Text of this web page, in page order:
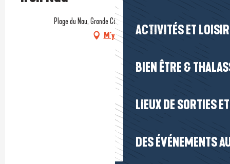
ACTIVITÉS ET
BIEN ÊTRE &
LIEUX DE SORTIES
DES ÉVÉNEMENTS
Plage du Nau, Grande Côte, 44510 Le Pouliguen
M'y rendre